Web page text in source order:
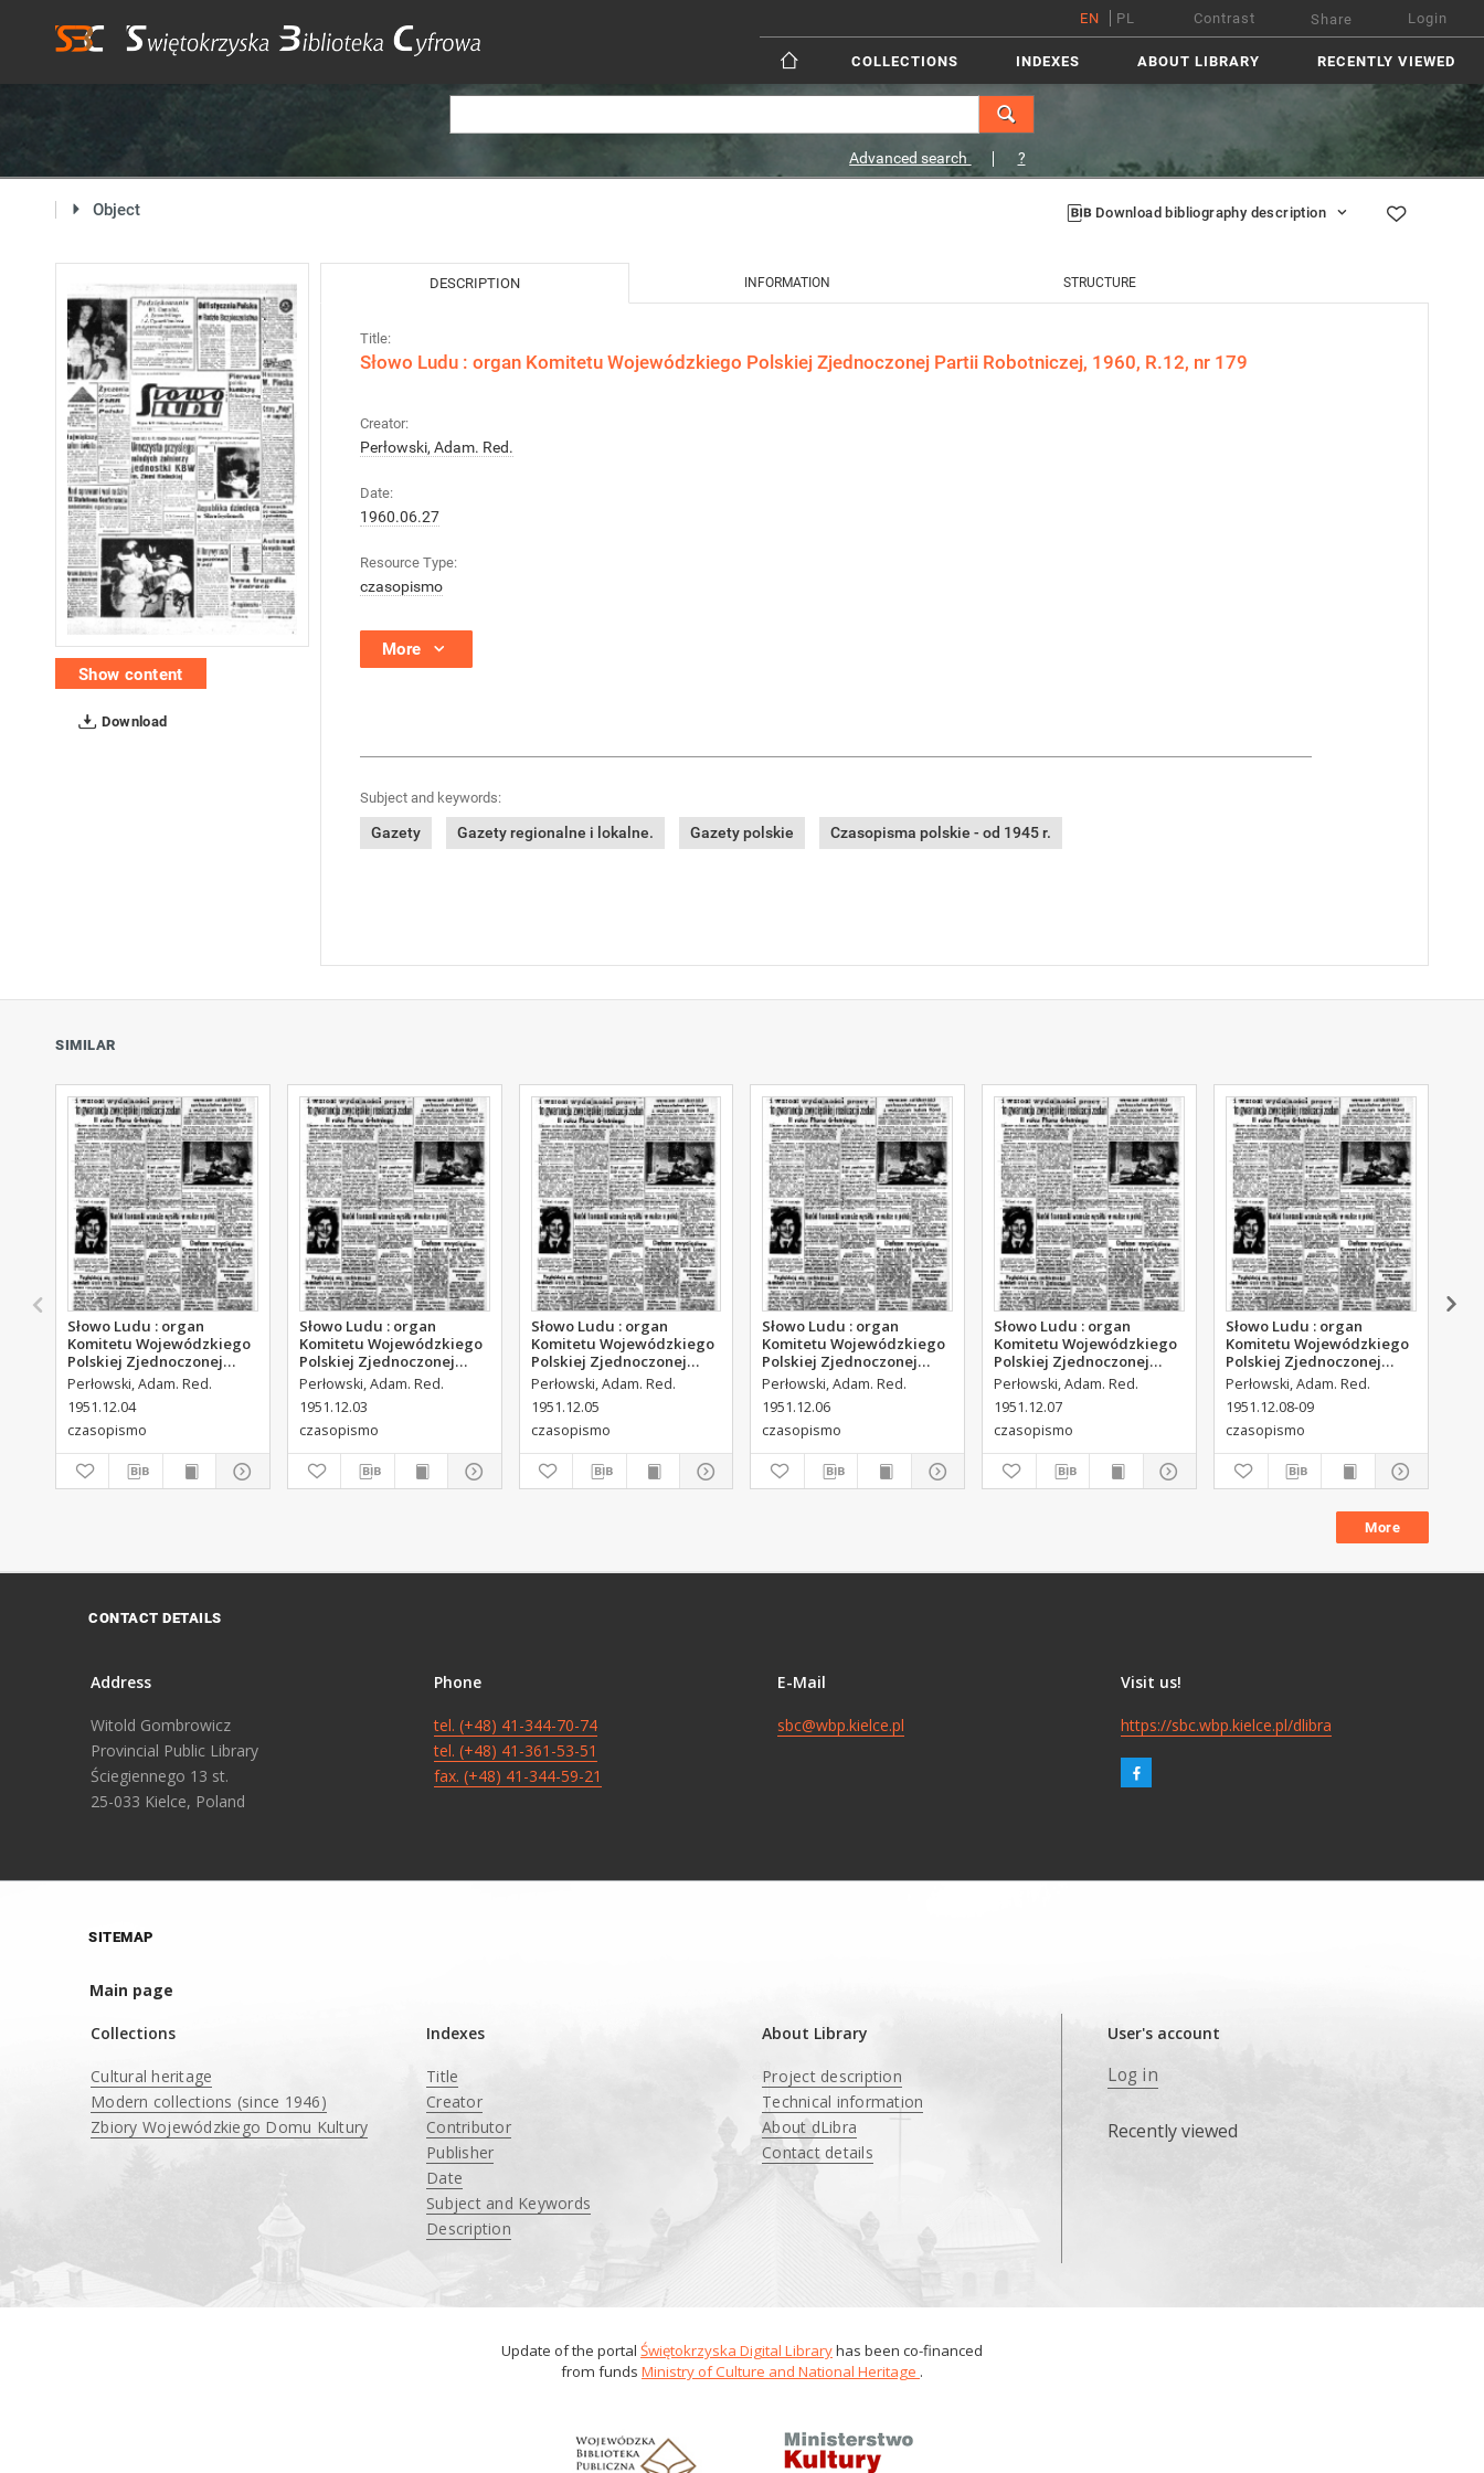
EN PL Contrast Share Login
COLLECTIONS INDEXES ABOUT LIBRARY RECENTLY VIEWED
Advanced search ?
Object Download bibliography description
Show content
Download
DESCRIPTION INFORMATION STRUCTURE
Title:
Słowo Ludu : organ Komitetu Wojewódzkiego Polskiej Zjednoczonej Partii Robotniczej, 1960, R.12, nr 179
Creator:
Perłowski, Adam. Red.
Date:
1960.06.27
Resource Type:
czasopismo
More
Subject and keywords:
Gazety Gazety regionalne i lokalne. Gazety polskie Czasopisma polskie - od 1945 r.
SIMILAR
Słowo Ludu : organ
Komitetu Wojewódzkiego
Polskiej Zjednoczonej
Partii Robotniczej, 1951,
R.3, nr 313
Perłowski, Adam. Red.
1951.12.04
czasopismo
Słowo Ludu : organ
Komitetu Wojewódzkiego
Polskiej Zjednoczonej
Partii Robotniczej, 1951,
R.3, nr 312
Perłowski, Adam. Red.
1951.12.03
czasopismo
Słowo Ludu : organ
Komitetu Wojewódzkiego
Polskiej Zjednoczonej
Partii Robotniczej, 1951,
R.3, nr 314
Perłowski, Adam. Red.
1951.12.05
czasopismo
Słowo Ludu : organ
Komitetu Wojewódzkiego
Polskiej Zjednoczonej
Partii Robotniczej, 1951,
R.3, nr 315
Perłowski, Adam. Red.
1951.12.06
czasopismo
Słowo Ludu : organ
Komitetu Wojewódzkiego
Polskiej Zjednoczonej
Partii Robotniczej, 1951,
R.3, nr 316
Perłowski, Adam. Red.
1951.12.07
czasopismo
Słowo Ludu : organ
Komitetu Wojewódzkiego
Polskiej Zjednoczonej
Partii Robotniczej, 1951,
R.3, nr 317
Perłowski, Adam. Red.
1951.12.08-09
czasopismo
More
CONTACT DETAILS
Address
Witold Gombrowicz
Provincial Public Library
Ściegiennego 13 st.
25-033 Kielce, Poland
Phone
tel. (+48) 41-344-70-74
tel. (+48) 41-361-53-51
fax. (+48) 41-344-59-21
E-Mail
sbc@wbp.kielce.pl
Visit us!
https://sbc.wbp.kielce.pl/dlibra
SITEMAP
Main page
Collections
Cultural heritage
Modern collections (since 1946)
Zbiory Wojewódzkiego Domu Kultury
Indexes
Title
Creator
Contributor
Publisher
Date
Subject and Keywords
Description
About Library
Project description
Technical information
About dLibra
Contact details
User's account
Log in
Recently viewed
Update of the portal Świętokrzyska Digital Libraryhas been co-financed
from funds Ministry of Culture and National Heritage .